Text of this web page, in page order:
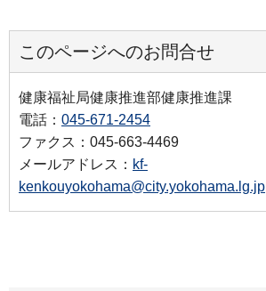
このページへのお問合せ
健康福祉局健康推進部健康推進課
電話： 045-671-2454
ファクス：045-663-4469
メールアドレス： kf-
kenkouyokohama@city.yokohama.lg.jp